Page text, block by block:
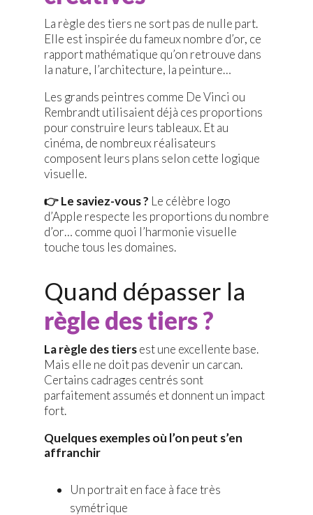
La règle des tiers ne sort pas de nulle part.
Elle est inspirée du fameux nombre d’or, ce
rapport mathématique qu’on retrouve dans
la nature, l’architecture, la peinture…
Les grands peintres comme De Vinci ou
Rembrandt utilisaient déjà ces proportions
pour construire leurs tableaux. Et au
cinéma, de nombreux réalisateurs
composent leurs plans selon cette logique
visuelle.
👉 Le saviez-vous ? Le célèbre logo
d’Apple respecte les proportions du nombre
d’or… comme quoi l’harmonie visuelle
touche tous les domaines.
Quand dépasser la
règle des tiers ?
La règle des tiersest une excellente base.
Mais elle ne doit pas devenir un carcan.
Certains cadrages centrés sont
parfaitement assumés et donnent un impact
fort.
Quelques exemples où l’on peut s’en
affranchir
Un portrait en face à face très
symétrique